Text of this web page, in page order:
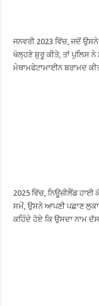
ਜਨਵਰੀ 2023 ਵਿੱਚ, ਜਦੋਂ
ਖੋਲ੍ਹਣੇ ਸ਼ੁਰੂ ਕੀਤੇ, ਤਾਂ ਪੁਲਿਸ ਨੇ
ਮੇਥਾਮਫੇਟਾਮਾਈਨ ਬਰਾਮਦ
2025 ਵਿੱਚ, ਨਿਊਜ਼ੀਲੈਂਡ
ਸਮੇਂ, ਉਸਨੇ ਆਪਣੀ ਪਛਾਣ
ਕਹਿੰਦੇ ਹੋਏ ਕਿ ਉਸਦਾ ਨਾਮ